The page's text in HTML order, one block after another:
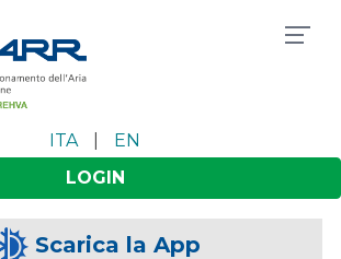
ITA
EN
LOGIN
Scarica la App